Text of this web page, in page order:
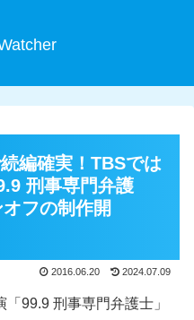
編確実！TBSでは
刑事専門弁護
フの制作開
2016.06.20 2024.07.09
99.9 刑事専門弁護士」